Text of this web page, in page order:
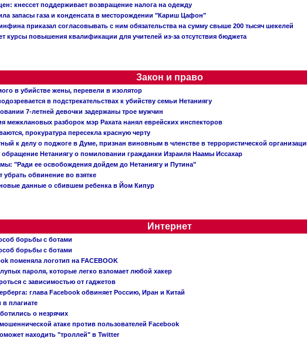
кнессет поддерживает возвращение налога на одежду
запасы газа и конденсата в месторождении "Кариш Цафон"
приказал согласовывать с ним обязательства на сумму свыше 200 тысяч шекелей
курсы повышения квалификации для учителей из-за отсутствия бюджета
Закон и право
в убийстве жены, перевели в изолятор
в подстрекательствах к убийству семьи Нетаниягу
7-летней девочки задержаны трое мужчин
межклановых разборок мэр Рахата нанял еврейских инспекторов
прокуратура пересекла красную черту
к делу о поджоге в Думе, признан виновным в членстве в террористической
обращение Нетаниягу о помиловании гражданки Израиля Наамы Иссахар
"Ради ее освобождения дойдем до Нетаниягу и Путина"
убрать обвинение во взятке
данные о сбившем ребенка в Йом Кипур
Интернет
борьбы с ботами
борьбы с ботами
поменяла логотип на FACEBOOK
пароля, которые легко взломает любой хакер
с зависимостью от гаджетов
глава Facebook обвиняет Россию, Иран и Китай
плагиате
о незрячих
атаке против пользователей Facebook
находить "троллей" в Twitter